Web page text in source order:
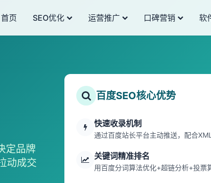
首页 SEO优化 运营推广 口碑营销 软
定品牌
动成交
百度SEO核心优势
快速收录机制
通过百度站长平台主动推送，配合
关键词精准排名
用百度分词算法优化+超链分析+投票